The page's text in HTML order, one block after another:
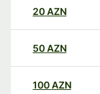
20AZN
50AZN
100AZN